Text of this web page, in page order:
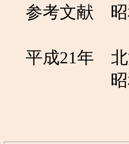
参考文献
平成21年 北